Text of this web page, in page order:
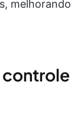
melhorando
controle